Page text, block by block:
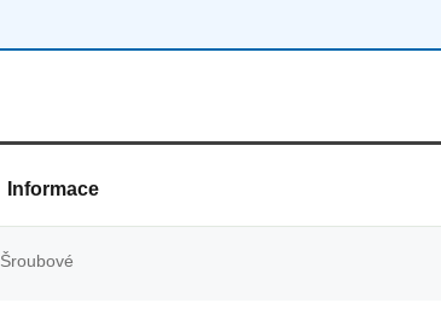
Informace
Šroubové